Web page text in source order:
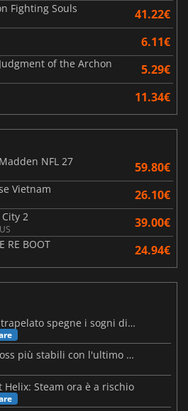
Fighting Souls 41.22€
6.11€
of the Archon 5.29€
11.34€
NFL 27
59.80€
Vietnam 26.10€
2 39.00€
RE BOOT 24.94€
Steam Frame: il prezzo trapelato spegne i sogni di un VR economico
Palworld: Sunreach e boss più stabili con l'ultimo update
Steam ora è a rischio